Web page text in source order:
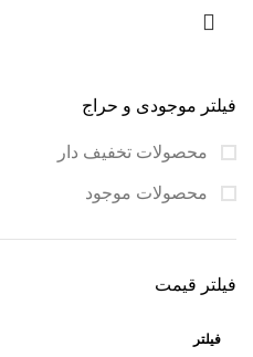
فیلتر موجودی و حراج
محصولات تخفیف دار
محصولات موجود
فیلتر قیمت
فیلتر